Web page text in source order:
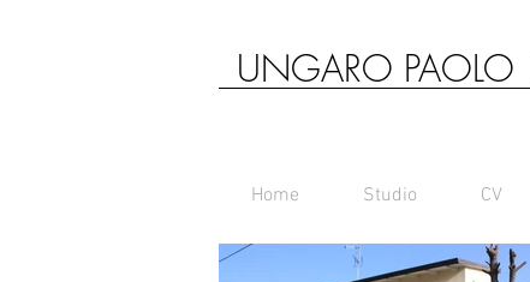
UNGARO PAOLO
Home Studio CV